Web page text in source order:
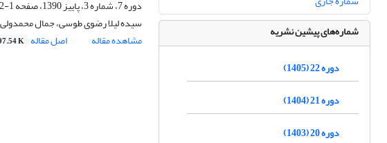
دوره 7، شماره 3، پاییز 1390، صفحه
1-12
سیده لیلا رضوی طوسی، جمال محمدولی
مشاهده مقاله
اصل مقاله K
شماره‌های پیشین نشریه
دوره 22 (1405)
دوره 21 (1404)
دوره 20 (1403)